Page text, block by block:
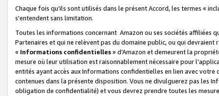
Chaque fois qu’ils sont utilisés dans le présent Accord, les termes «
s'entendent sans limitation.
Toutes les informations concernant Amazon ou ses sociétés affiliées
Partenaires et qui ne relèvent pas du domaine public, ou qui
« Informations confidentielles» d’Amazon et demeurent la
mesure où leur utilisation est raisonnablement nécessaire pour
entités ayant accès aux Informations confidentielles en lien avec
contenues dans la présente disposition. Vous ne divulguerez pas les
obligation de confidentialité) et vous devrez prendre toutes les